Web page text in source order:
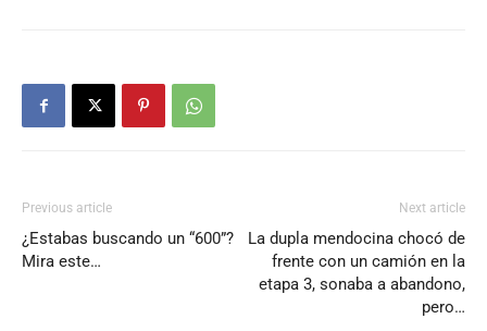
Previous article
¿Estabas buscando un “600”?
Mira este…
Next article
La dupla mendocina chocó de
frente con un camión en la
etapa 3, sonaba a abandono,
pero…